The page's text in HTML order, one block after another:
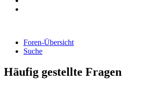
Foren-Übersicht
Suche
Häufig gestellte Fragen